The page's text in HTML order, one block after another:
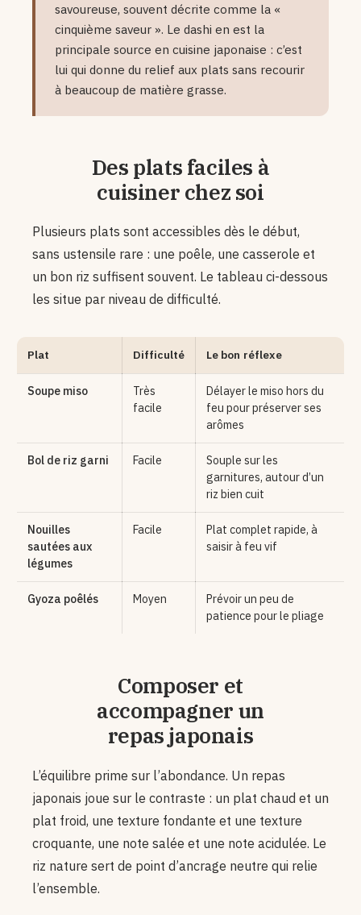
savoureuse, souvent décrite comme la «
cinquième saveur ». Le dashi en est la
principale source en cuisine japonaise : c’est
lui qui donne du relief aux plats sans recourir
à beaucoup de matière grasse.
Des plats faciles à
cuisiner chez soi
Plusieurs plats sont accessibles dès le début,
sans ustensile rare : une poêle, une casserole et
un bon riz suffisent souvent. Le tableau ci-dessous
les situe par niveau de difficulté.
Plat Difficulté Le bon réflexe
Soupe miso
Très
facile
Délayer le miso hors du
feu pour préserver ses
arômes
Bol de riz garni Facile
Souple sur les
garnitures, autour d’un
riz bien cuit
Nouilles
sautées aux
légumes
Facile
Plat complet rapide, à
saisir à feu vif
Gyoza poêlés Moyen
Prévoir un peu de
patience pour le pliage
Composer et
accompagner un
repas japonais
L’équilibre prime sur l’abondance. Un repas
japonais joue sur le contraste : un plat chaud et un
plat froid, une texture fondante et une texture
croquante, une note salée et une note acidulée. Le
riz nature sert de point d’ancrage neutre qui relie
l’ensemble.